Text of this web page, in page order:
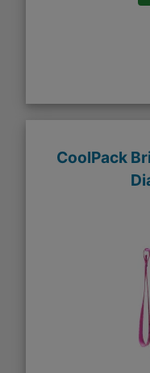
CoolPack